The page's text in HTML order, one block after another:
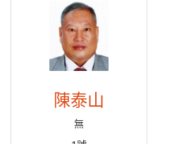
陳泰山
無